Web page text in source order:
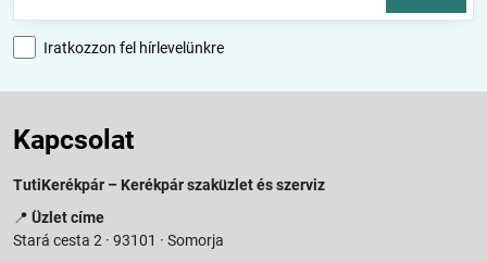
Iratkozzon fel hírlevelünkre
Kapcsolat
TutiKerékpár – Kerékpár szaküzlet és szerviz
📍 Üzlet címe
Stará cesta 2 · 93101 · Somorja